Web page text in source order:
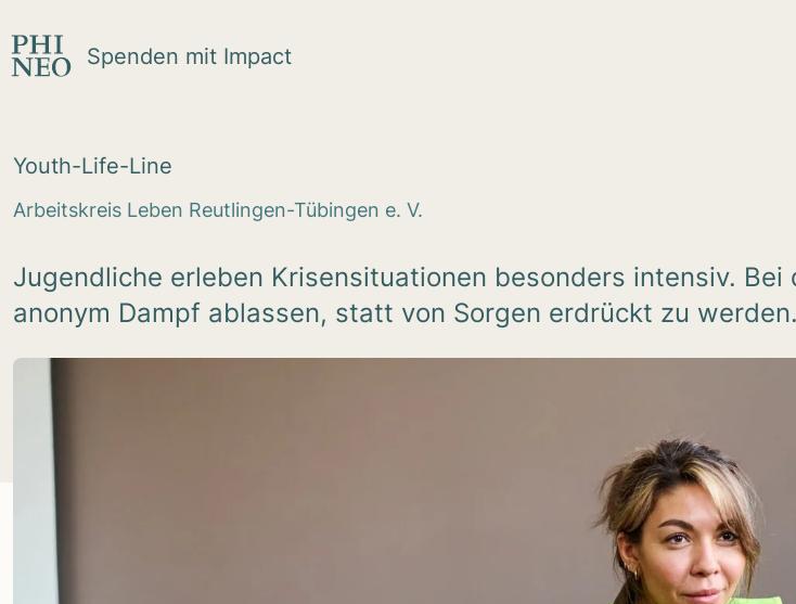
Spenden mit Impact
Youth-Life-Line
Arbeitskreis Leben Reutlingen-Tübingen e. V.
Jugendliche erleben Krisensituationen besonders intensiv.
anonym Dampf ablassen, statt von Sorgen erdrückt zu werden.